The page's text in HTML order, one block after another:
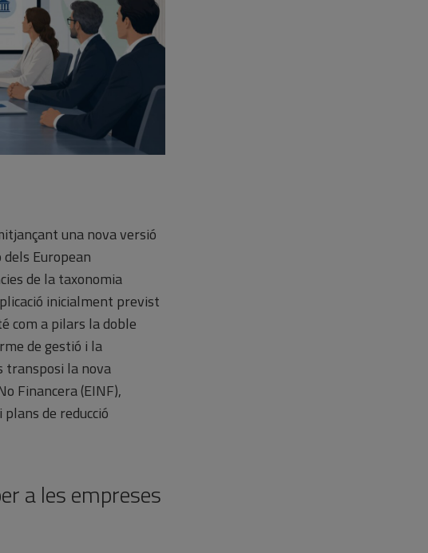
una nova versió
European
de la taxonomia
inicialment previst
com a pilars la doble
de gestió i la
transposi la nova
Financera (EINF),
de reducció
a les empreses